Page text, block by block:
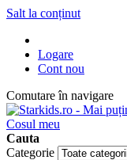
Salt la conținut
Logare
Cont nou
Comutare în navigare
Cosul meu
Cauta
Categorie